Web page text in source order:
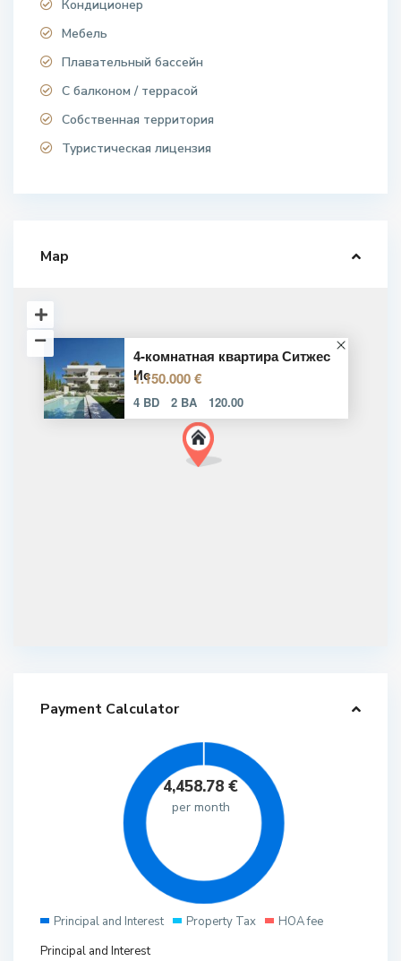
Кондиционер
Мебель
Плавательный бассейн
С балконом / террасой
Собственная территория
Туристическая лицензия
Map
4-комнатная квартира Ситжес
Ис
1.150.000 €
4 BD 2 BA 120.00
Payment Calculator
4,458.78 €
per month
Principal and Interest Property Tax
HOA fee
Principal and Interest